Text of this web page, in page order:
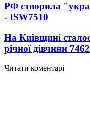
РФ створила
- ISW7510
На Київщині
річної дівчини 7462
Читати коментарі